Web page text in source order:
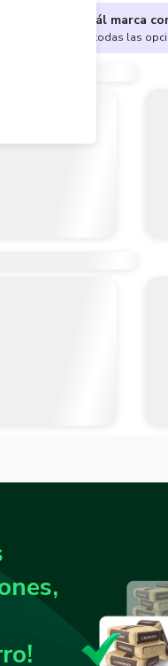
¿No sabes cuál marca
Encuentra aquí todas las